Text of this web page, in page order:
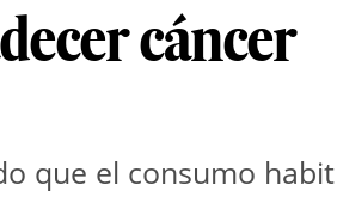
cáncer
que el consumo